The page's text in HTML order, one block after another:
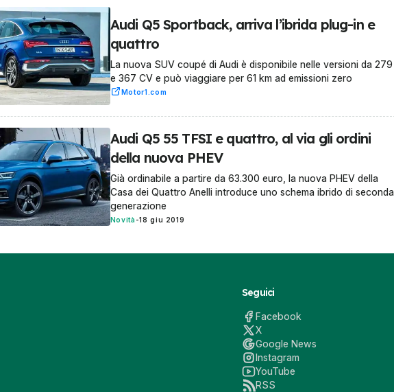
Audi Q5 Sportback, arriva l’ibrida plug-in e
quattro
La nuova SUV coupé di Audi è disponibile nelle versioni da 279
e 367 CV e può viaggiare per 61 km ad emissioni zero
Motor1.com
Audi Q5 55 TFSI e quattro, al via gli ordini
della nuova PHEV
Già ordinabile a partire da 63.300 euro, la nuova PHEV della
Casa dei Quattro Anelli introduce uno schema ibrido di seconda
generazione
Novità -18 giu 2019
Seguici
Facebook
X
Google News
Instagram
YouTube
RSS